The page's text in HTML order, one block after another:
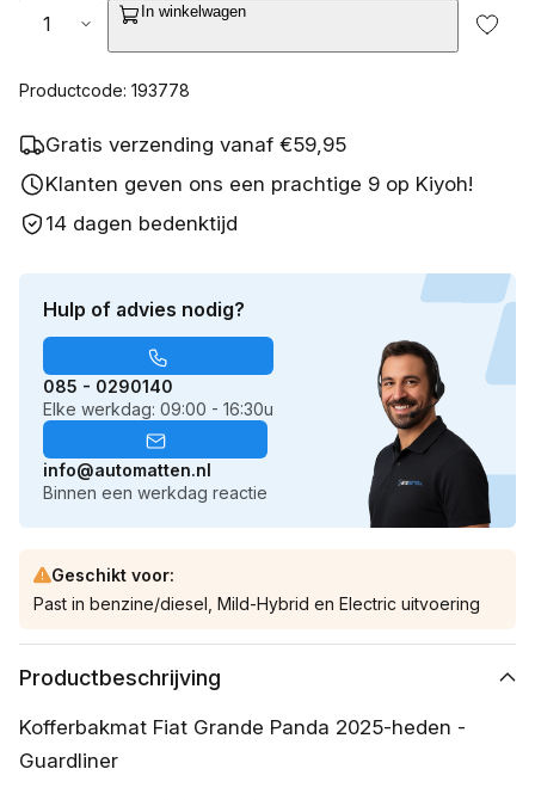
Geschikt voor:
Past in benzine/diesel, Mild-Hybrid en Electric uitvoering
Productbeschrijving
Kofferbakmat Fiat Grande Panda 2025-heden -
Guardliner
In winkelwagen
Productcode: 193778
Gratis verzending vanaf €59,95
Klanten geven ons een prachtige 9 op Kiyoh!
14 dagen bedenktijd
Hulp of advies nodig?
085 - 0290140
Elke werkdag: 09:00 - 16:30u
info@automatten.nl
Binnen een werkdag reactie